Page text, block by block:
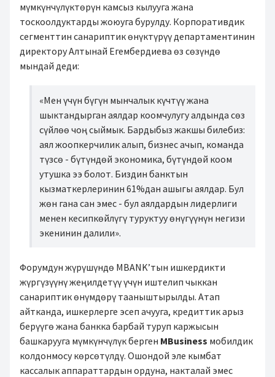
мүмкүнчүлүктөрүн камсыз кылууга жана
тоскоолдуктарды жоюуга бурулду. Корпоративдик
сегменттин санариптик өнүктүрүү департаментинин
директору Алтынай Егембердиева өз сөзүндө
мындай деди:
«Мен үчүн бүгүн мынчалык күчтүү жана
шыктандырган аялдар коомчулугу алдында сөз
сүйлөө чоң сыймык. Бардыбыз жакшы билебиз:
аял жоопкерчилик алып, бизнес ачып, команда
түзсө - бүтүндөй экономика, бүтүндөй коом
утушка ээ болот. Биздин банктын
кызматкерлеринин 61%дан ашыгы аялдар. Бул
жөн гана сан эмес - бул аялдардын лидерлиги
менен кесипкөйлүгү туруктуу өнүгүүнүн негизи
экенинин далили».
Форумдун жүрүшүндө MBANK’тын ишкердикти
жүргүзүүнү жеңилдетүү үчүн иштелип чыккан
санариптик өнүмдөрү тааныштырылды. Атап
айтканда, ишкерлерге эсеп ачууга, кредиттик арыз
берүүгө жана банкка барбай туруп каржысын
башкарууга мүмкүнчүлүк берген MBusiness мобилдик
колдонмосу көрсөтүлдү. Ошондой эле кымбат
кассалык аппараттардын ордуна, накталай эмес